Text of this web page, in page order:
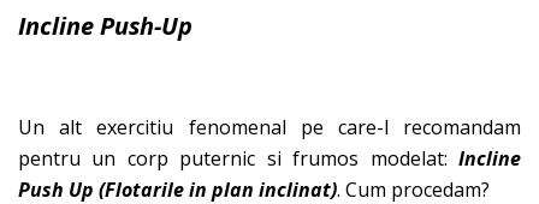
Incline Push-Up
Un alt exercitiu fenomenal pe care-l recomandam
pentru un corp puternic si frumos modelat: Incline
Push Up (Flotarile in plan inclinat). Cum procedam?